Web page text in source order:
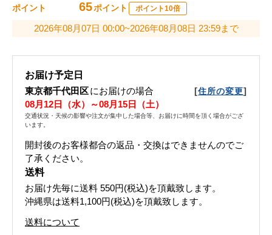
ポイント 65ポイント ポイント10倍
2026年08月07日 00:00~2026年08月08日 23:59まで
お届け予定日
東京都千代田区にお届けの場合 [住所の変更]
08月12日（水）～08月15日（土）
交通状況・天候の影響や注文が集中した場合等、お届けに時間を頂く場合がござ
います。
開封後のお客様都合の返品・交換はできませんのでご
了承ください。
送料
お届け先毎に送料 550円(税込)を頂戴致します。
沖縄県は送料1,100円(税込)を頂戴致します。
送料について